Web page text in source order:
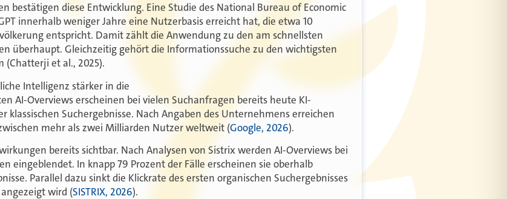
bestätigen diese Entwicklung. Eine Studie des National Bureau of Economic
innerhalb weniger Jahre eine Nutzerbasis erreicht hat, die etwa 10
entspricht. Damit zählt die Anwendung zu den am schnellsten
überhaupt. Gleichzeitig gehört die Informationssuche zu den wichtigsten
et al., 2025).
Intelligenz stärker in die
AI-Overviews erscheinen bei vielen Suchanfragen bereits heute KI-
klassischen Suchergebnisse. Nach Angaben des Unternehmens erreichen
mehr als zwei Milliarden Nutzer weltweit (Google, 2026).
bereits sichtbar. Nach Analysen von Sistrix werden AI-Overviews bei
eingeblendet. In knapp 79 Prozent der Fälle erscheinen sie oberhalb
Parallel dazu sinkt die Klickrate des ersten organischen Suchergebnisses
wird (SISTRIX, 2026).